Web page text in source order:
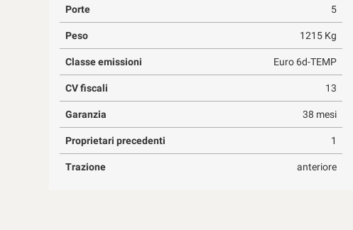
Porte 5
Peso 1215 Kg
Classe emissioni Euro 6d-TEMP
CV fiscali 13
Garanzia 38 mesi
Proprietari precedenti 1
Trazione anteriore